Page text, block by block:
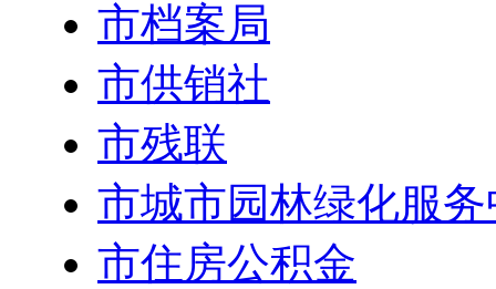
市档案局
市供销社
市残联
市城市园林绿化服
市住房公积金